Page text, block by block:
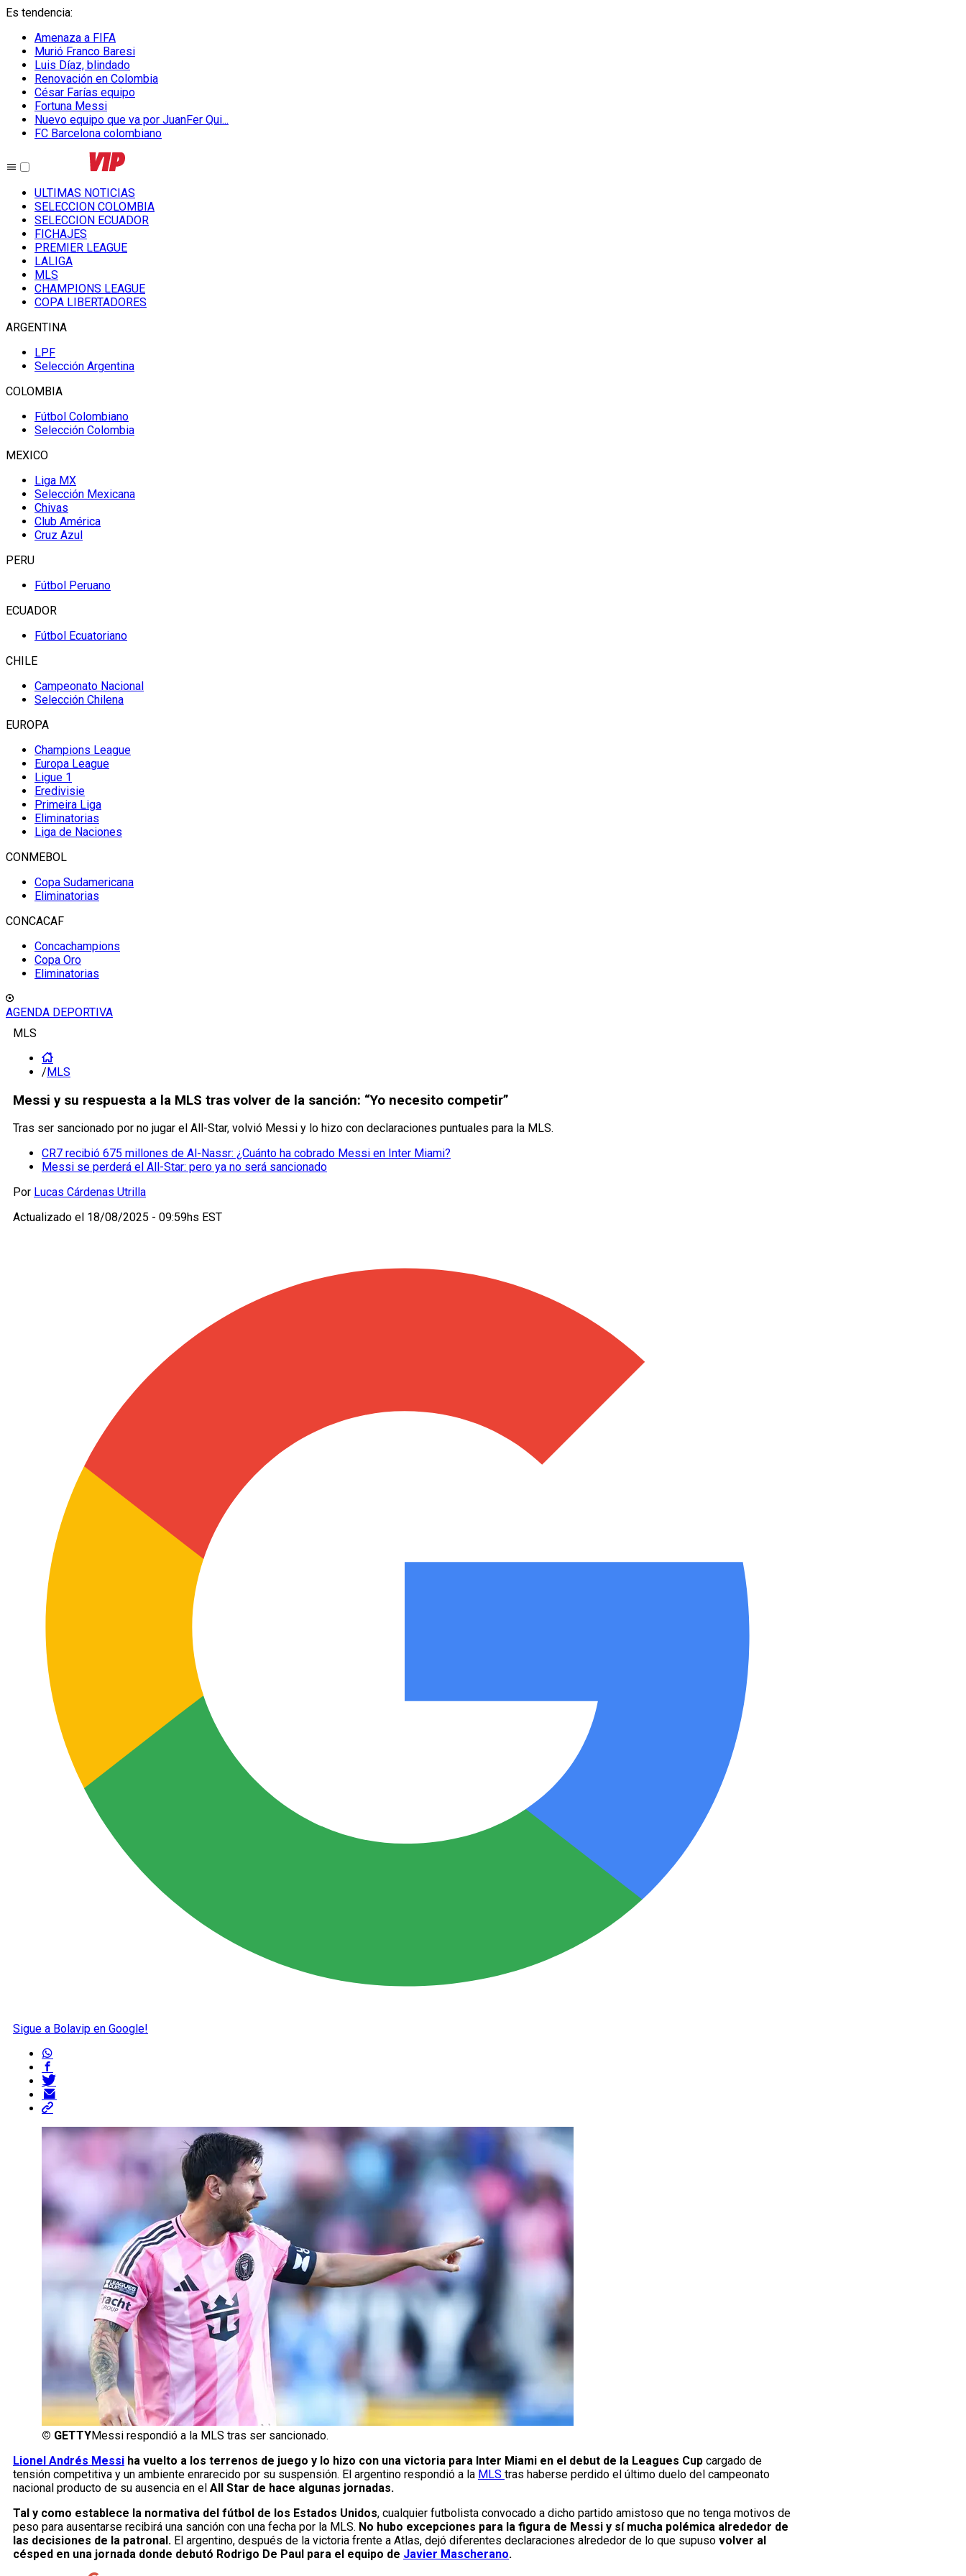
Es tendencia:
Amenaza a FIFA
Murió Franco Baresi
Luis Díaz, blindado
Renovación en Colombia
César Farías equipo
Fortuna Messi
Nuevo equipo que va por JuanFer Qui...
FC Barcelona colombiano
ULTIMAS NOTICIAS
SELECCION COLOMBIA
SELECCION ECUADOR
FICHAJES
PREMIER LEAGUE
LALIGA
MLS
CHAMPIONS LEAGUE
COPA LIBERTADORES
ARGENTINA
LPF
Selección Argentina
COLOMBIA
Fútbol Colombiano
Selección Colombia
MEXICO
Liga MX
Selección Mexicana
Chivas
Club América
Cruz Azul
PERU
Fútbol Peruano
ECUADOR
Fútbol Ecuatoriano
CHILE
Campeonato Nacional
Selección Chilena
EUROPA
Champions League
Europa League
Ligue 1
Eredivisie
Primeira Liga
Eliminatorias
Liga de Naciones
CONMEBOL
Copa Sudamericana
Eliminatorias
CONCACAF
Concachampions
Copa Oro
Eliminatorias
AGENDA DEPORTIVA
MLS
/MLS
Messi y su respuesta a la MLS tras volver de la sanción: “Yo necesito competir”
Tras ser sancionado por no jugar el All-Star, volvió Messi y lo hizo con declaraciones puntuales para la MLS.
CR7 recibió 675 millones de Al-Nassr: ¿Cuánto ha cobrado Messi en Inter Miami?
Messi se perderá el All-Star: pero ya no será sancionado
Por Lucas Cárdenas Utrilla
Actualizado el 18/08/2025 - 09:59hs EST
Sigue a Bolavip en Google!
© GETTYMessi respondió a la MLS tras ser sancionado.
Lionel Andrés Messi ha vuelto a los terrenos de juego y lo hizo con una victoria para Inter Miami en el debut de la Leagues Cup cargado de
tensión competitiva y un ambiente enrarecido por su suspensión. El argentino respondió a la MLS tras haberse perdido el último duelo del campeonato
nacional producto de su ausencia en el All Star de hace algunas jornadas.
Tal y como establece la normativa del fútbol de los Estados Unidos, cualquier futbolista convocado a dicho partido amistoso que no tenga motivos de
peso para ausentarse recibirá una sanción con una fecha por la MLS. No hubo excepciones para la figura de Messi y sí mucha polémica alrededor de
las decisiones de la patronal. El argentino, después de la victoria frente a Atlas, dejó diferentes declaraciones alrededor de lo que supuso volver al
césped en una jornada donde debutó Rodrigo De Paul para el equipo de Javier Mascherano.